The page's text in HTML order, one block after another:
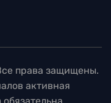
права защищены.
активная